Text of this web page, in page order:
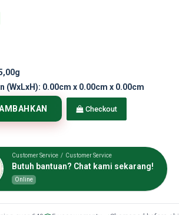
(WxLxH): 0.00cm x 0.00cm x 0.00cm
Checkout
Customer Service / Customer Service
Butuh bantuan? Chat kami sekarang!
Online